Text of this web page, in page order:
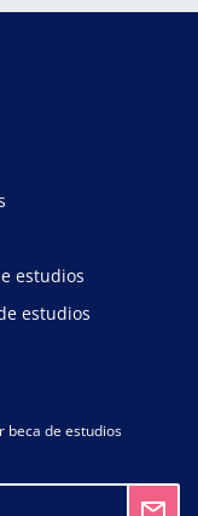
estudios
estudios
beca de estudios